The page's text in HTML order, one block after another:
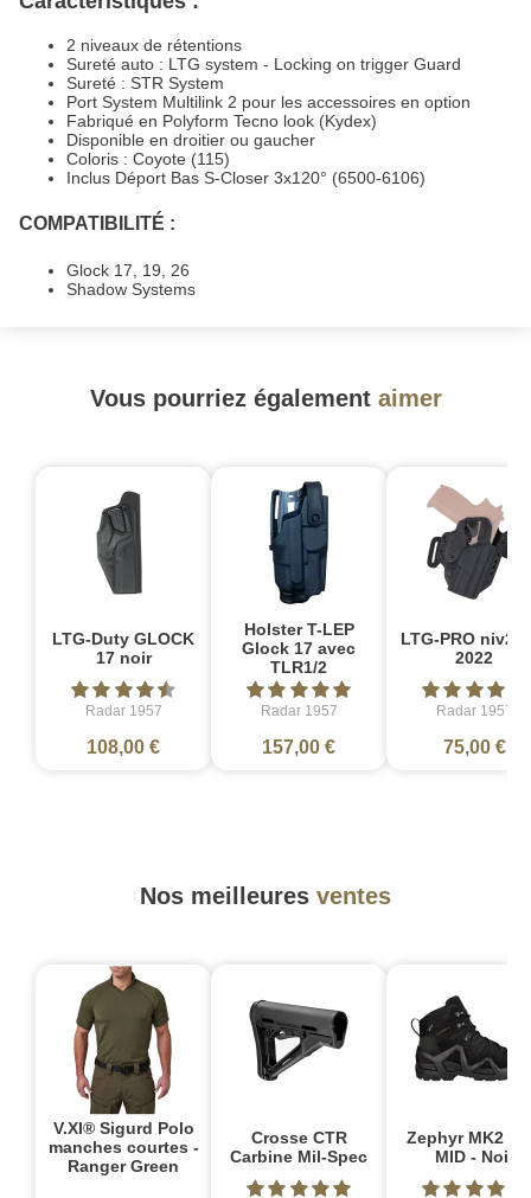
2 niveaux de rétentions
Sureté auto : LTG system - Locking on trigger Guard
Sureté : STR System
Port System Multilink 2 pour les accessoires en option
Fabriqué en Polyform Tecno look (Kydex)
Disponible en droitier ou gaucher
Coloris : Coyote (115)
Inclus Déport Bas S-Closer 3x120° (6500-6106)
COMPATIBILITÉ :
Glock 17, 19, 26
Shadow Systems
Vous pourriez également aimer
LTG-Duty GLOCK
17 noir
Radar 1957
108,00 €
Holster T-LEP
Glock 17 avec
TLR1/2
Radar 1957
157,00 €
LTG-PRO niv2
2022
Radar 1957
75,00 €
Nos meilleures ventes
V.XI® Sigurd Polo
manches courtes -
Ranger Green
Crosse CTR
Carbine Mil-Spec
Zephyr MK2
MID - Noir